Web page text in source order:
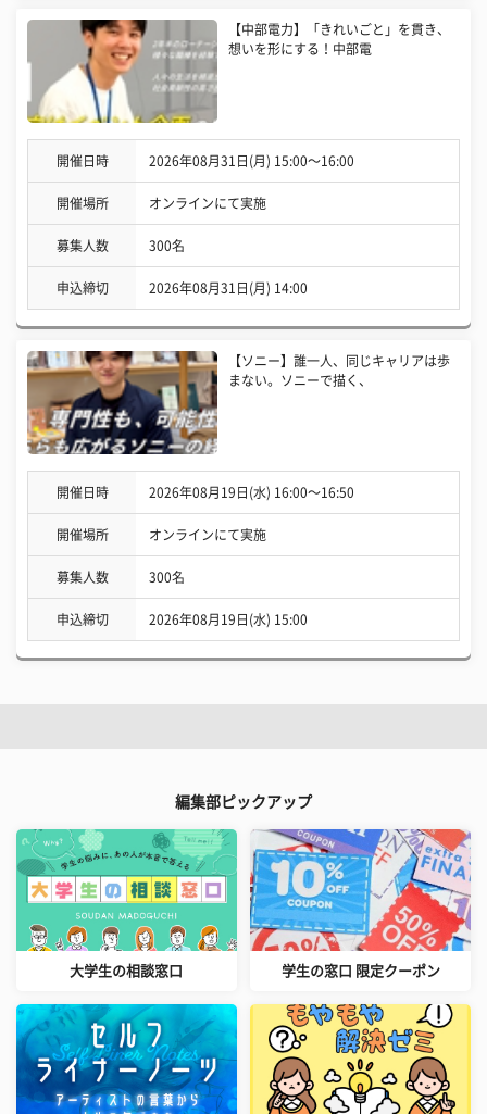
【中部電力】「きれいごと」を貫き、
想いを形にする！中部電
開催日時 2026年08月31日(月) 15:00〜16:00
開催場所 オンラインにて実施
募集人数 300名
申込締切 2026年08月31日(月) 14:00
【ソニー】誰一人、同じキャリアは歩
まない。ソニーで描く、
開催日時 2026年08月19日(水) 16:00〜16:50
開催場所 オンラインにて実施
募集人数 300名
申込締切 2026年08月19日(水) 15:00
編集部ピックアップ
大学生の相談窓口 学生の窓口 限定クーポン